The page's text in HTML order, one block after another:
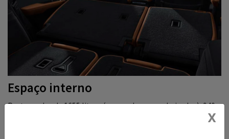
Espaço interno
Porta-malas de 1655 litros (com os bancos rebaixados), 940
X